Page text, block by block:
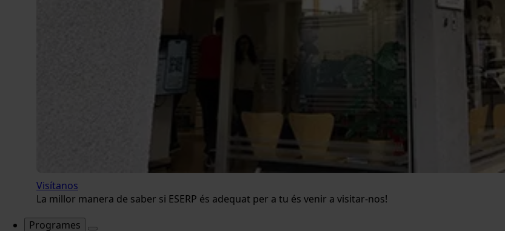
Visítanos
La millor manera de saber si ESERP és adequat per a tu és venir a visitar-nos!
Programes